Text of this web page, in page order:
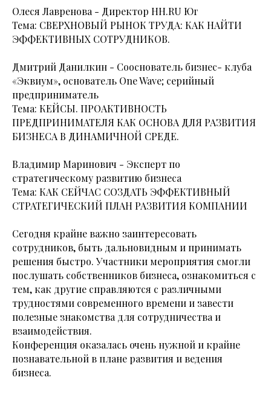
Олеся Лавренова - Директор HH.RU Юг
Тема: СВЕРХНОВЫЙ РЫНОК ТРУДА: КАК НАЙТИ
ЭФФЕКТИВНЫХ СОТРУДНИКОВ.
Дмитрий Данилкин - Сооснователь бизнес- клуба
«Эквиум», основатель One Wave; серийный
предприниматель
Тема: КЕЙСЫ. ПРОАКТИВНОСТЬ
ПРЕДПРИНИМАТЕЛЯ КАК ОСНОВА ДЛЯ РАЗВИТИЯ
БИЗНЕСА В ДИНАМИЧНОЙ СРЕДЕ.
Владимир Маринович - Эксперт по
стратегическому развитию бизнеса
Тема: КАК СЕЙЧАС СОЗДАТЬ ЭФФЕКТИВНЫЙ
СТРАТЕГИЧЕСКИЙ ПЛАН РАЗВИТИЯ КОМПАНИИ
Сегодня крайне важно заинтересовать
сотрудников, быть дальновидным и принимать
решения быстро. Участники мероприятия смогли
послушать собственников бизнеса, ознакомиться с
тем, как другие справляются с различными
трудностями современного времени и завести
полезные знакомства для сотрудничества и
взаимодействия.
Конференция оказалась очень нужной и крайне
познавательной в плане развития и ведения
бизнеса.